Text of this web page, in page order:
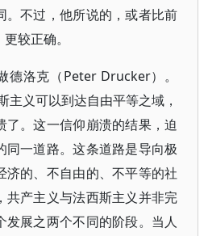
。不过，他所说的，或者比前
较正确。
德洛克（Peter Drucker）。
主义可以到达自由平等之域，
了。这一信仰崩溃的结果，迫
同一道路。这条道路是导向极
济的、不自由的、不平等的社
共产主义与法西斯主义并非完
发展之两个不同的阶段。当人